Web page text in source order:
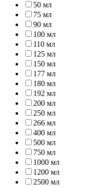
50 мл
75 мл
90 мл
100 мл
110 мл
125 мл
150 мл
177 мл
180 мл
192 мл
200 мл
250 мл
266 мл
400 мл
500 мл
750 мл
1000 мл
1200 мл
2500 мл